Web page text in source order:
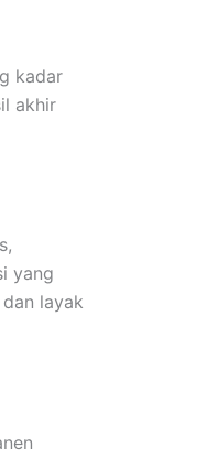
kadar
akhir
yang
layak